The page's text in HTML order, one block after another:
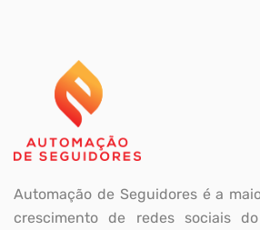
Automação de Seguidores é a
crescimento de redes sociais